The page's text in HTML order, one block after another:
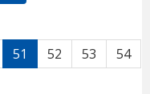
51 52 53
54